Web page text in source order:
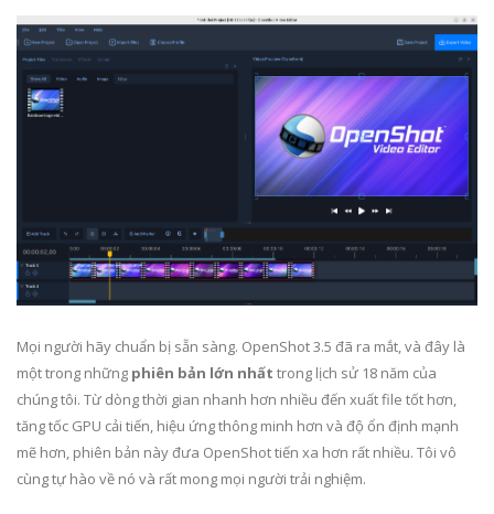
Mọi người hãy chuẩn bị sẵn sàng. OpenShot 3.5 đã ra mắt, và đây là
một trong những phiên bản lớn nhất trong lịch sử 18 năm của
chúng tôi. Từ dòng thời gian nhanh hơn nhiều đến xuất file tốt hơn,
tăng tốc GPU cải tiến, hiệu ứng thông minh hơn và độ ổn định mạnh
mẽ hơn, phiên bản này đưa OpenShot tiến xa hơn rất nhiều. Tôi vô
cùng tự hào về nó và rất mong mọi người trải nghiệm.